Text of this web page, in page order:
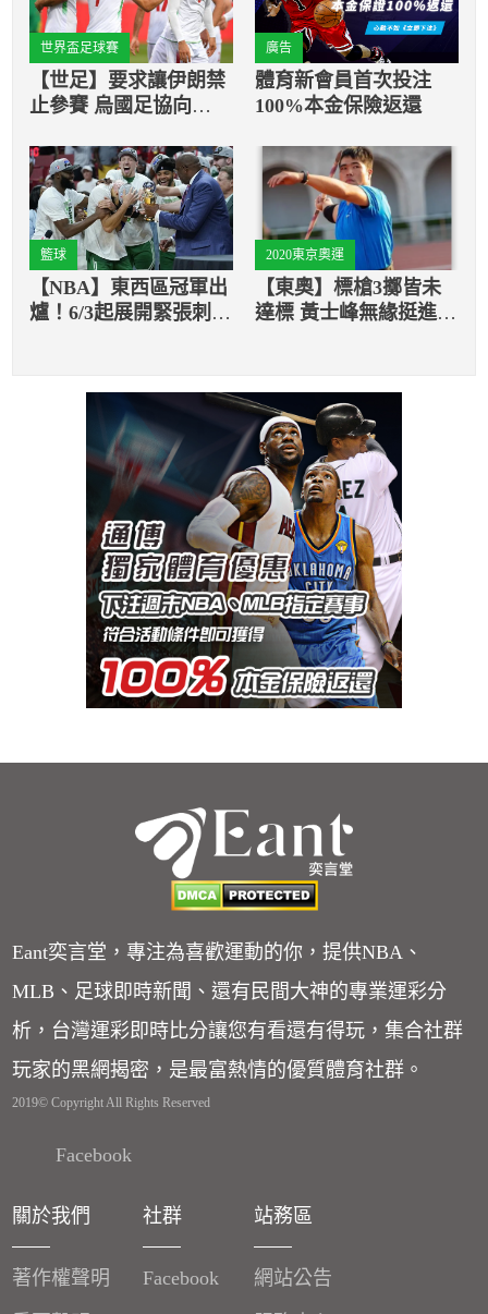
世界盃足球賽
【世足】要求讓伊朗禁
止參賽 烏國足協向
廣告
體育新會員首次投注
100%本金保險返還
籃球
【NBA】東西區冠軍出
爐！6/3起展開緊張刺激
2020東京奧運
【東奧】標槍3擲皆未
達標 黃士峰無緣挺進決
Eant奕言堂，專注為喜歡運動的你，提供NBA、
MLB、足球即時新聞、還有民間大神的專業運彩分
析，台灣運彩即時比分讓您有看還有得玩，集合社群
玩家的黑網揭密，是最富熱情的優質體育社群。
2019© Copyright All Rights Reserved
Facebook
關於我們
著作權聲明
社群
Facebook
站務區
網站公告